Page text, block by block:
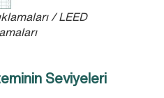
/ LEED
Seviyeleri